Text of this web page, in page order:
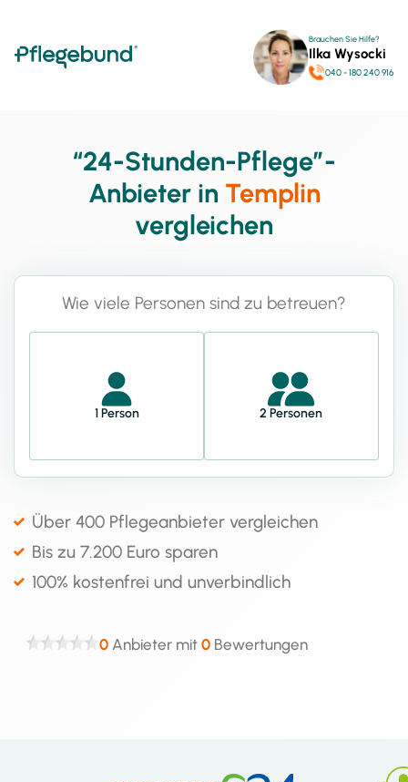
Brauchen Sie Hilfe?
Ilka Wysocki
040 - 180 240 916
“24-Stunden-Pflege”-
Anbieter in Templin
vergleichen
Wie viele Personen sind zu betreuen?
1 Person 2 Personen
Über 400 Pflegeanbieter vergleichen
Bis zu 7.200 Euro sparen
100% kostenfrei und unverbindlich
0 Anbieter mit 0 Bewertungen